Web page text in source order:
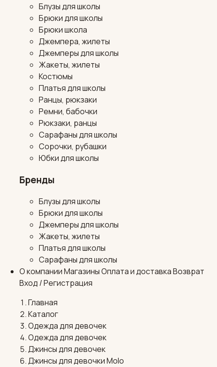
Блузы для школы
Брюки для школы
Брюки школа
Джемпера, жилеты
Джемперы для школы
Жакеты, жилеты
Костюмы
Платья для школы
Ранцы, рюкзаки
Ремни, бабочки
Рюкзаки, ранцы
Сарафаны для школы
Сорочки, рубашки
Юбки для школы
Бренды
Блузы для школы
Брюки для школы
Джемперы для школы
Жакеты, жилеты
Платья для школы
Сарафаны для школы
О компанииМагазиныОплата и доставкаВозврат
Вход / Регистрация
Главная
Каталог
Одежда для девочек
Одежда для девочек
Джинсы для девочек
Джинсы для девочки Molo